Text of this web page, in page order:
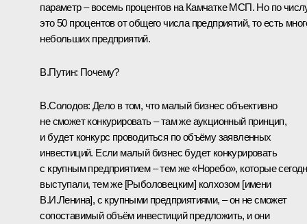
параметр – восемь процентов на Камчатке МСП. Но по
это 50 процентов от общего числа предприятий, то есть
небольших предприятий.
В.Путин: Почему?
В.Солодов: Дело в том, что малый бизнес объективно
не сможет конкурировать – там же аукционный принцип,
и будет конкурс проводиться по объёму заявленных
инвестиций. Если малый бизнес будет конкурировать
с крупным предприятием – тем же «Норебо», которые
выступали, тем же [Рыболовецким] колхозом [имени
В.И.Ленина], с крупными предприятиями, – он не сможет
сопоставимый объём инвестиций предложить, и они